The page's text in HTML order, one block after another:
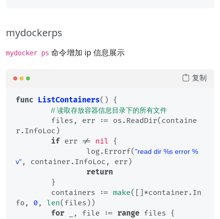
mydockerps
mydocker ps 命令增加 ip 信息展示
func ListContainers() {
// 读取存放容器信息目录下的所有文件
r.InfoLoc)
if err != nil {
		log.Errorf(
"read dir %s error %
v", container.InfoLoc, err)
return
	containers :=
make([]*container.In
fo, 0 , len(files))
for _, file := range files {
复制